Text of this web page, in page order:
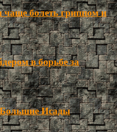
чаще болеть гриппом и
в борьбе за
Исады